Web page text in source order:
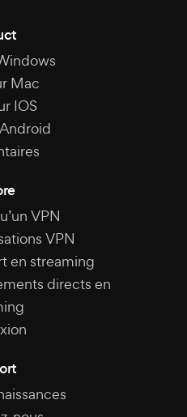
Mac
IOS
VPN
VPN
en streaming
directs en